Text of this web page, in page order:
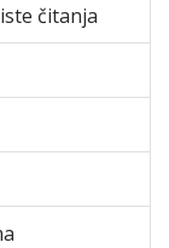
čitanja